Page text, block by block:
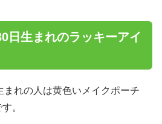
日生まれのラッキーアイ
れの人は黄色いメイクポーチ
。